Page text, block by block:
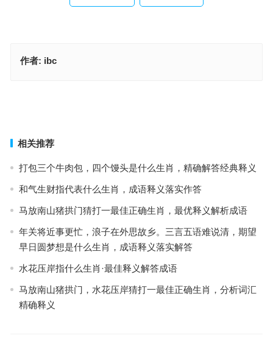
作者: ibc
相关推荐
打包三个牛肉包，四个馒头是什么生肖，精确解答经典释义
和气生财指代表什么生肖，成语释义落实作答
马放南山猪拱门猜打一最佳正确生肖，最优释义解析成语
年关将近事更忙，浪子在外思故乡。三言五语难说清，期望
早日圆梦想是什么生肖，成语释义落实解答
水花压岸指什么生肖·最佳释义解答成语
马放南山猪拱门，水花压岸猜打一最佳正确生肖，分析词汇
精确释义